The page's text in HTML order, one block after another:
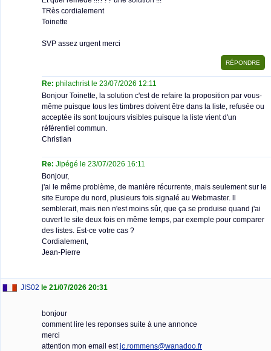
TRès cordialement
Toinette
SVP assez urgent merci
Re: philachrist le 23/07/2026 12:11
Bonjour Toinette, la solution c'est de refaire la proposition par vous-
même puisque tous les timbres doivent être dans la liste, refusée ou
acceptée ils sont toujours visibles puisque la liste vient d'un
référentiel commun.
Christian
Re: Jipégé le 23/07/2026 16:11
Bonjour,
j'ai le même problème, de manière récurrente, mais seulement sur le
site Europe du nord, plusieurs fois signalé au Webmaster. ll
semblerait, mais rien n'est moins sûr, que ça se produise quand j'ai
ouvert le site deux fois en même temps, par exemple pour comparer
des listes. Est-ce votre cas ?
Cordialement,
Jean-Pierre
JIS02 le 21/07/2026 20:31
bonjour
comment lire les reponses suite à une annonce
merci
attention mon email estjc.rommens@wanadoo.fr